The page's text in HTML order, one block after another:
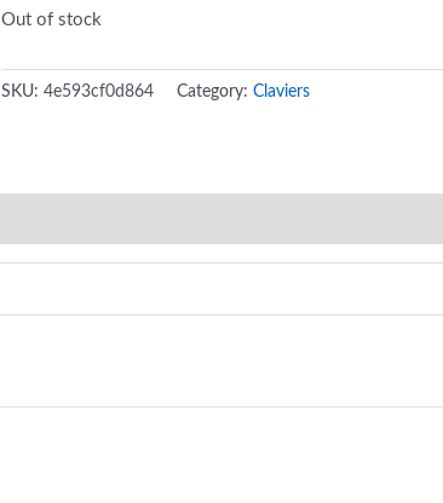
Out of stock
SKU: 4e593cf0d864 Category: Claviers